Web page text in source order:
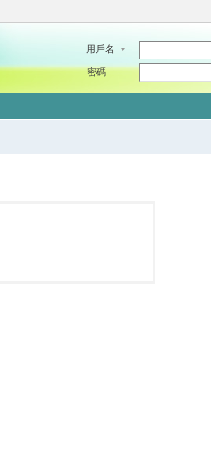
用戶名
密碼